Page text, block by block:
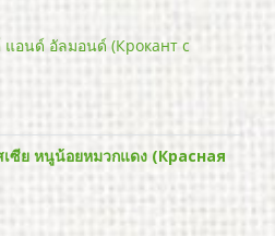
อนด์ อัลมอนด์ (Крокант с
ซีย หนูน้อยหมวกแดง (Красная